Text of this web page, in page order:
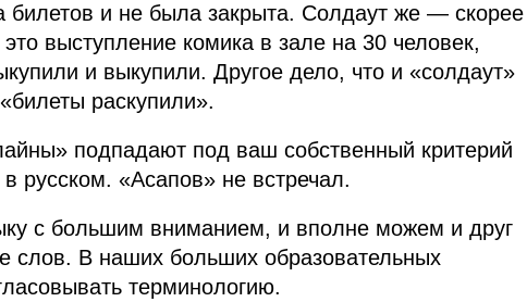
билетов и не была закрыта. Солдаут же — скорее
выступление комика в зале на 30 человек,
и выкупили. Другое дело, что и «солдаут»
раскупили».
подпадают под ваш собственный критерий
русском. «Асапов» не встречал.
с большим вниманием, и вполне можем и друг
слов. В наших больших образовательных
терминологию.